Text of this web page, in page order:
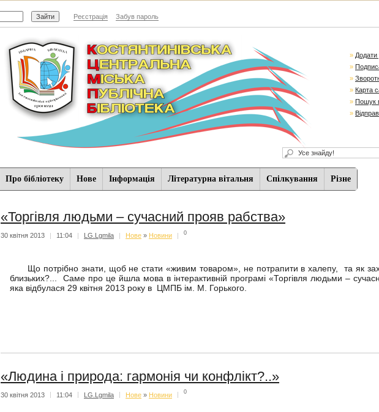
Реєстрація Забув пароль
» Додати
»
»
» Карта
» Пошук
»
Про бібліотеку Нове Iнформацiя Літературна вітальня Спiлкування Різне
«Торгівля людьми – сучасний прояв рабства»
30 квітня 2013 | 11:04 | LG.Lgmila | Нове » Новини | 0
Що потрібно знати, щоб не стати «живим товаром», не потрапити в халепу, та як
близьких?... Саме про це йшла мова в інтерактивній програмі «Торгівля людьми –
яка відбулася 29 квітня 2013 року в ЦМПБ ім. М. Горького.
«Людина і природа: гармонія чи конфлікт?..»
30 квітня 2013 11:04 LG.Lgmila Нове » Новини 0